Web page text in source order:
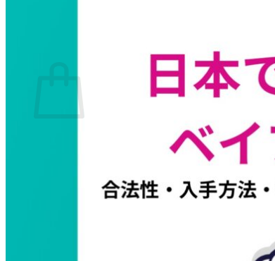
お買い物カゴに商品がありません。